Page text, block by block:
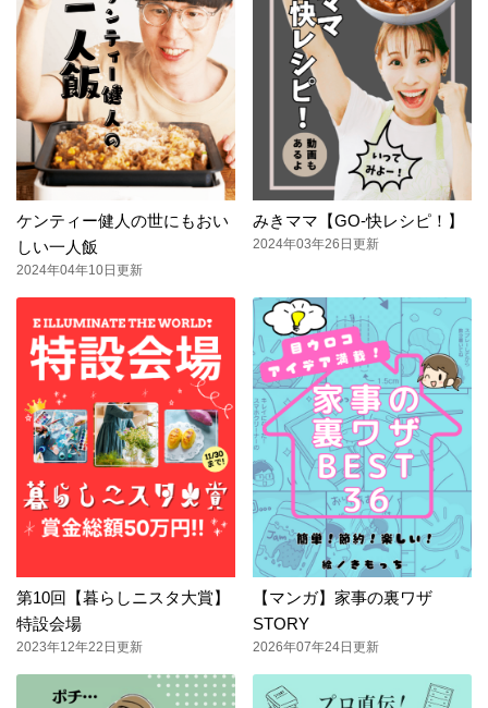
ケンティー健人の世にもおい
しい一人飯
2024年04年10日更新
みきママ【GO-快レシピ！】
2024年03年26日更新
第10回【暮らしニスタ大賞】
特設会場
2023年12年22日更新
【マンガ】家事の裏ワザ
STORY
2026年07年24日更新